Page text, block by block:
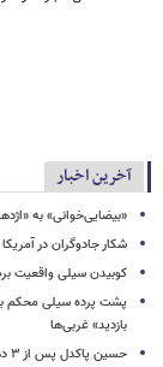
آخرین اخبار
«بیضایی‌خوانی» به
شکار جادوگران در
کوبیدن سیلی واقعیت
پشت پرده سیلی محکم
بازدید» غربی‌ها
حسین پاکدل پس از ۳ دهه به اجرا بازمی‌گردد؛ آغاز دوباره «هزار داستان»